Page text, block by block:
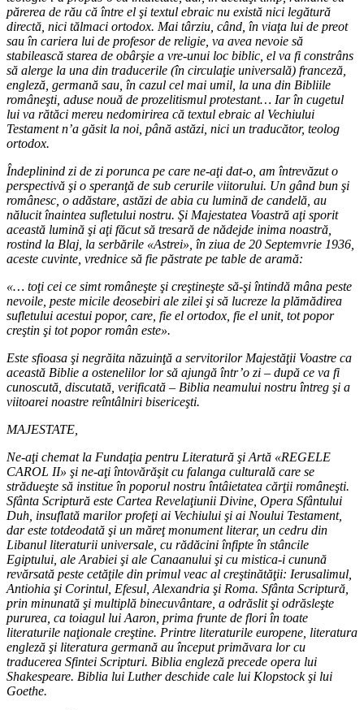
părerea de rău că între el şi textul ebraic nu există nici legătură
directă, nici tălmaci ortodox. Mai târziu, când, în viaţa lui de preot
sau în cariera lui de profesor de religie, va avea nevoie să
stabilească starea de obârşie a vre-unui loc biblic, el va fi constrâns
să alerge la una din traducerile (în circulaţie universală) franceză,
engleză, germană sau, în cazul cel mai umil, la una din Bibliile
româneşti, aduse nouă de prozelitismul protestant… Iar în cugetul
lui va rătăci mereu nedomirirea că textul ebraic al Vechiului
Testament n’a găsit la noi, până astăzi, nici un traducător, teolog
ortodox.
Îndeplinind zi de zi porunca pe care ne-aţi dat-o, am întrevăzut o
perspectivă şi o speranţă de sub cerurile viitorului. Un gând bun şi
românesc, o adăstare, astăzi de abia cu lumină de candelă, au
nălucit înaintea sufletului nostru. Şi Majestatea Voastră aţi sporit
această lumină şi aţi făcut să tresară de nădejde inima noastră,
rostind la Blaj, la serbările «Astrei», în ziua de 20 Septemvrie 1936,
aceste cuvinte, vrednice să fie păstrate pe table de aramă:
«… toţi cei ce simt româneşte şi creştineşte să-şi întindă mâna peste
nevoile, peste micile deosebiri ale zilei şi să lucreze la plămădirea
sufletului acestui popor, care, fie el ortodox, fie el unit, tot popor
creştin şi tot popor român este».
Este sfioasa şi negrăita năzuinţă a servitorilor Majestăţii Voastre ca
această Biblie a ostenelilor lor să ajungă într’o zi – după ce va fi
cunoscută, discutată, verificată – Biblia neamului nostru întreg şi a
viitoarei noastre reîntâlniri bisericeşti.
MAJESTATE,
Ne-aţi chemat la Fundaţia pentru Literatură şi Artă «REGELE
CAROL II» şi ne-aţi întovărăşit cu falanga culturală care se
strădueşte să institue în poporul nostru întâietatea cărţii româneşti.
Sfânta Scriptură este Cartea Revelaţiunii Divine, Opera Sfântului
Duh, insuflată marilor profeţi ai Vechiului şi ai Noului Testament,
dar este totdeodată şi un măreţ monument literar, un cedru din
Libanul literaturii universale, cu rădăcini înfipte în stâncile
Egiptului, ale Arabiei şi ale Canaanului şi cu mistica-i cunună
revărsată peste cetăţile din primul veac al creştinătăţii: Ierusalimul,
Antiohia şi Corintul, Efesul, Alexandria şi Roma. Sfânta Scriptură,
prin minunată şi multiplă binecuvântare, a odrăslit şi odrăsleşte
pururea, ca toiagul lui Aaron, prima frunte de flori în toate
literaturile naţionale creştine. Printre literaturile europene, literatura
engleză şi literatura germană au început primăvara lor cu
traducerea Sfintei Scripturi. Biblia engleză precede opera lui
Shakespeare. Biblia lui Luther deschide cale lui Klopstock şi lui
Goethe.